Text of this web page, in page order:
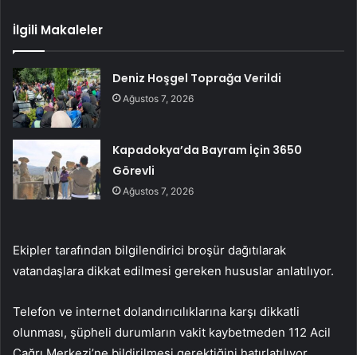
İlgili Makaleler
Deniz Hoşgel Toprağa Verildi
Ağustos 7, 2026
Kapadokya’da Bayram İçin 3650
Görevli
Ağustos 7, 2026
Ekipler tarafından bilgilendirici broşür dağıtılarak
vatandaşlara dikkat edilmesi gereken hususlar anlatılıyor.
Telefon ve internet dolandırıcılıklarına karşı dikkatli
olunması, şüpheli durumların vakit kaybetmeden 112 Acil